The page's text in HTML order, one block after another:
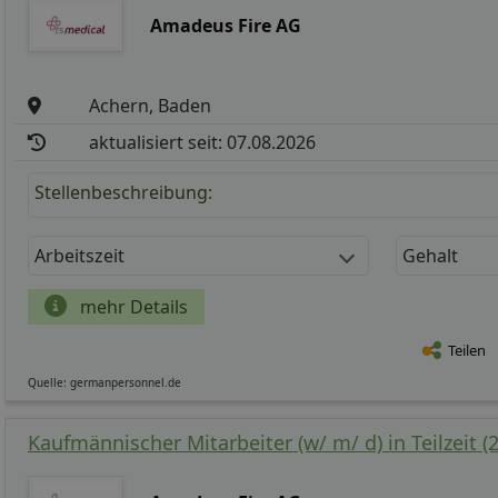
Amadeus Fire AG
Achern, Baden
aktualisiert seit: 07.08.2026
Stellenbeschreibung:
Arbeitszeit Gehalt
mehr Details
Teilen
Quelle: germanpersonnel.de
Kaufmännischer Mitarbeiter (w/ m/ d) in Teilzeit